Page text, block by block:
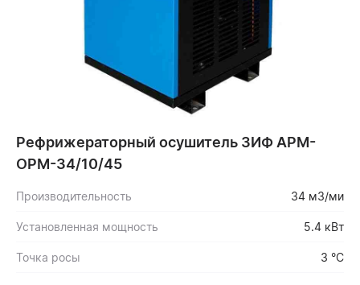
Рефрижераторный осушитель ЗИФ АРМ-
ОРМ-34/10/45
Производительность 34 м3/ми
Установленная мощность 5.4 кВт
Точка росы 3 °C